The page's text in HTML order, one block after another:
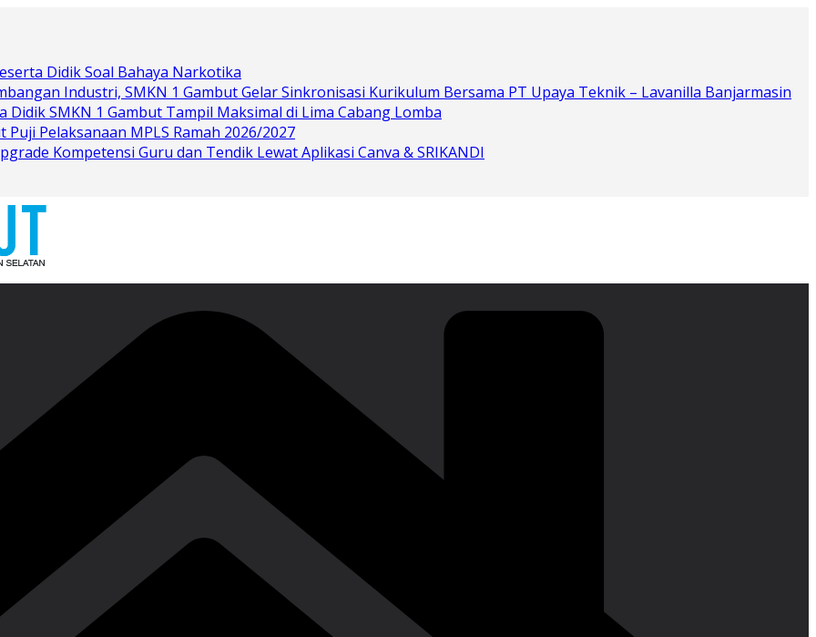
Didik Soal Bahaya Narkotika
Industri, SMKN 1 Gambut Gelar Sinkronisasi Kurikulum Bersama PT Upaya Teknik – Lavanilla Banjarmasin
SMKN 1 Gambut Tampil Maksimal di Lima Cabang Lomba
Pelaksanaan MPLS Ramah 2026/2027
Kompetensi Guru dan Tendik Lewat Aplikasi Canva & SRIKANDI